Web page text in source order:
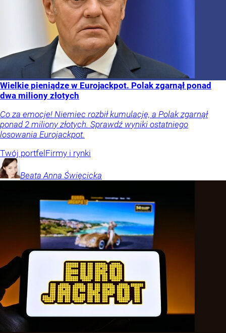
Wielkie pieniądze w Eurojackpot. Polak zgarnął ponad
dwa miliony złotych
Co za emocje! Niemiec rozbił kumulację, a Polak zgarnął
ponad 2 miliony złotych. Sprawdź wyniki ostatniego
losowania Eurojackpot.
Twój portfelFirmy i rynki
Beata Anna Święcicka